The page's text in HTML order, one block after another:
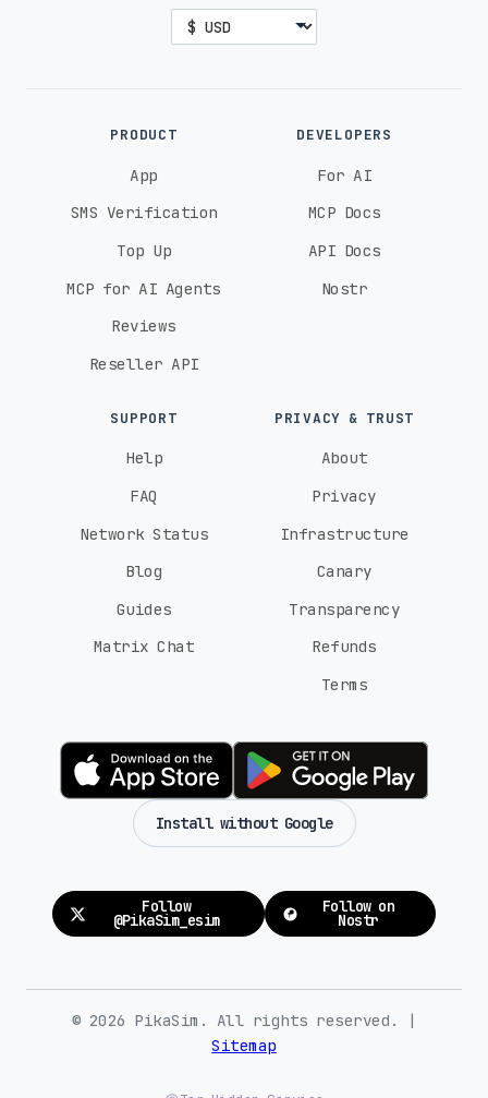
PRODUCT
App
SMS Verification
Top Up
MCP for AI Agents
Reviews
Reseller API
DEVELOPERS
For AI
MCP Docs
API Docs
Nostr
SUPPORT
Help
FAQ
Network Status
Blog
Guides
Matrix Chat
PRIVACY & TRUST
About
Privacy
Infrastructure
Canary
Transparency
Refunds
Terms
Install without Google
Follow
@PikaSim_esim
Follow on
Nostr
© 2026 PikaSim. All rights reserved. |
Sitemap